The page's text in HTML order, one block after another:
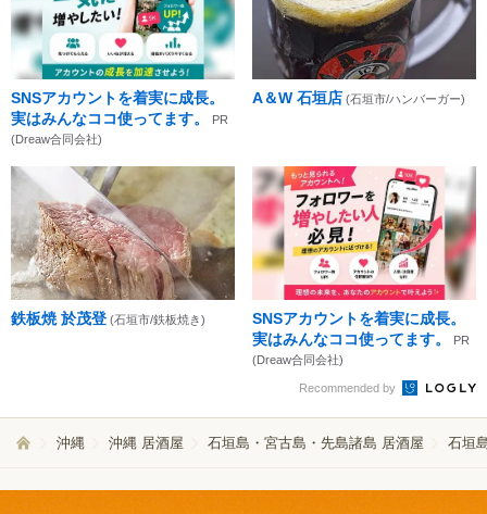
SNSアカウントを着実に成長。
実はみんなココ使ってます。
PR
(Dreaw合同会社)
A＆W 石垣店 (石垣市/ハンバーガー)
鉄板焼 於茂登 (石垣市/鉄板焼き)
SNSアカウントを着実に成長。
実はみんなココ使ってます。
PR
(Dreaw合同会社)
Recommended by
沖縄 沖縄 居酒屋 石垣島・宮古島・先島諸島 居酒屋 石垣